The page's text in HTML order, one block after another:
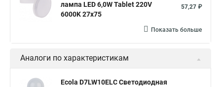
лампа LED 6,0W Tablet 220V
6000K 27x75
57,27 ₽
Показать больше
Аналоги по характеристикам
Ecola D7LW10ELC Светодиодная